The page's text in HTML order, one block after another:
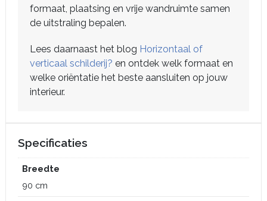
formaat, plaatsing en vrije wandruimte samen
de uitstraling bepalen.
Lees daarnaast het blog Horizontaal of
verticaal schilderij? en ontdek welk formaat en
welke oriëntatie het beste aansluiten op jouw
interieur.
Specificaties
Breedte
90 cm